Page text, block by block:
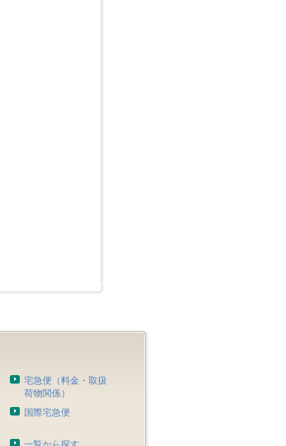
宅急便（料金・取扱
荷物関係）
国際宅急便